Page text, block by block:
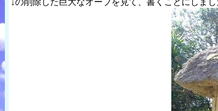
↓の削除した巨大なオーブを見て、書くことにしま